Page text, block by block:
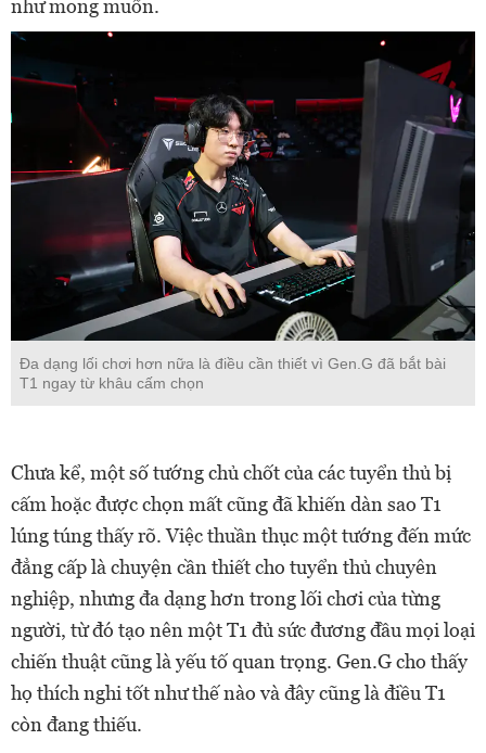
như mong muốn.
Đa dạng lối chơi hơn nữa là điều cần thiết vì Gen.G đã bắt bài
T1 ngay từ khâu cấm chọn
Chưa kể, một số tướng chủ chốt của các tuyển thủ bị
cấm hoặc được chọn mất cũng đã khiến dàn sao T1
lúng túng thấy rõ. Việc thuần thục một tướng đến mức
đẳng cấp là chuyện cần thiết cho tuyển thủ chuyên
nghiệp, nhưng đa dạng hơn trong lối chơi của từng
người, từ đó tạo nên một T1 đủ sức đương đầu mọi loại
chiến thuật cũng là yếu tố quan trọng. Gen.G cho thấy
họ thích nghi tốt như thế nào và đây cũng là điều T1
còn đang thiếu.